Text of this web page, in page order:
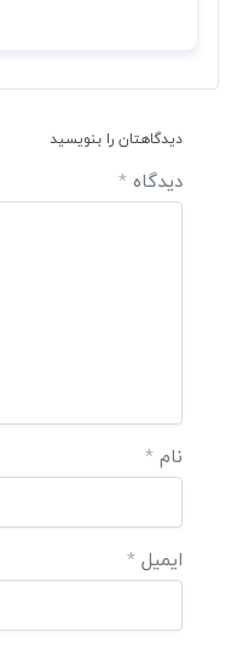
دیدگاهتان را بنویسید
دیدگاه *
نام *
ایمیل *